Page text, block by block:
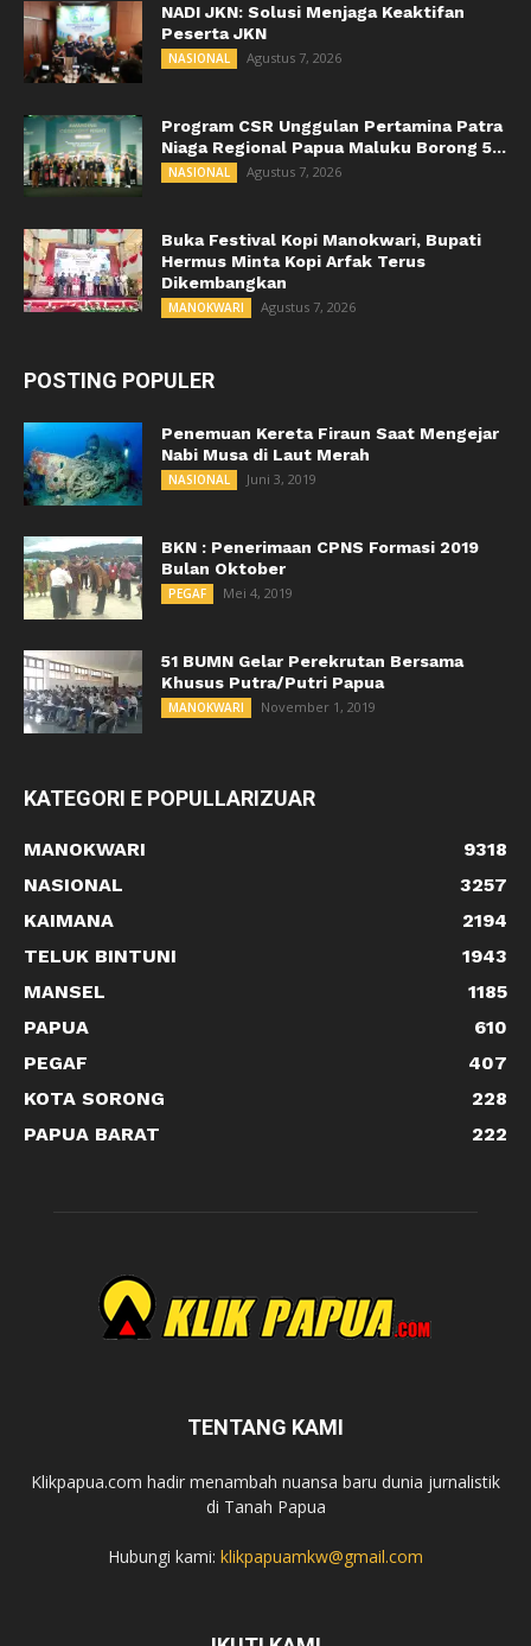
NADI JKN: Solusi Menjaga Keaktifan
Peserta JKN
NASIONAL Agustus 7, 2026
Program CSR Unggulan Pertamina Patra
Niaga Regional Papua Maluku Borong 5...
NASIONAL Agustus 7, 2026
Buka Festival Kopi Manokwari, Bupati
Hermus Minta Kopi Arfak Terus
Dikembangkan
MANOKWARI Agustus 7, 2026
POSTING POPULER
Penemuan Kereta Firaun Saat Mengejar
Nabi Musa di Laut Merah
NASIONAL Juni 3, 2019
BKN : Penerimaan CPNS Formasi 2019
Bulan Oktober
PEGAF Mei 4, 2019
51 BUMN Gelar Perekrutan Bersama
Khusus Putra/Putri Papua
MANOKWARI November 1, 2019
KATEGORI E POPULLARIZUAR
MANOKWARI
9318
NASIONAL
3257
KAIMANA
2194
TELUK BINTUNI
1943
MANSEL
1185
PAPUA
610
PEGAF
407
KOTA SORONG
228
PAPUA BARAT
222
TENTANG KAMI
Klikpapua.com hadir menambah nuansa baru dunia jurnalistik
di Tanah Papua
Hubungi kami: klikpapuamkw@gmail.com